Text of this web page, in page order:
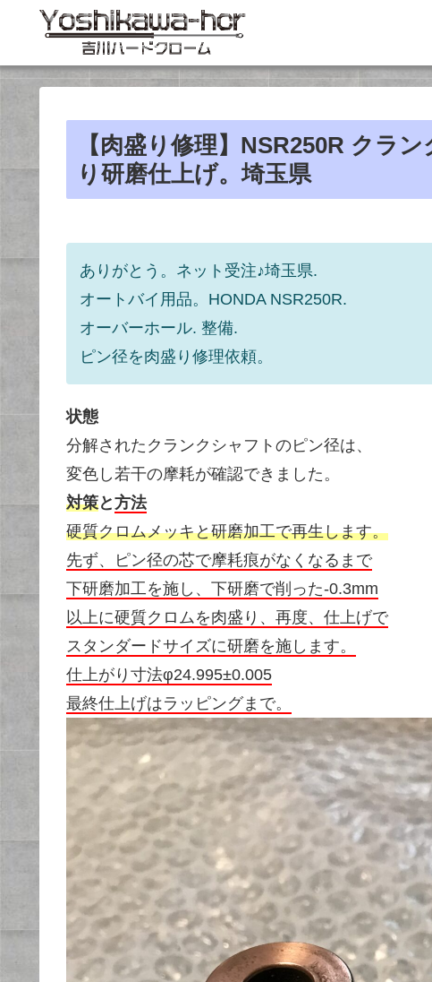
【肉盛り修理】NSR250R クラ
り研磨仕上げ。埼玉県
ありがとう。ネット受注♪埼玉県.
オートバイ用品。HONDA NSR250R.
オーバーホール. 整備.
ピン径を肉盛り修理依頼。
状態
分解されたクランクシャフトのピン径は、
変色し若干の摩耗が確認できました。
対策と方法
硬質クロムメッキと研磨加工で再生します。
先ず、ピン径の芯で摩耗痕がなくなるまで
下研磨加工を施し、下研磨で削った-0.3mm
以上に硬質クロムを肉盛り、再度、仕上げで
スタンダードサイズに研磨を施します。
仕上がり寸法φ24.995±0.005
最終仕上げはラッピングまで。